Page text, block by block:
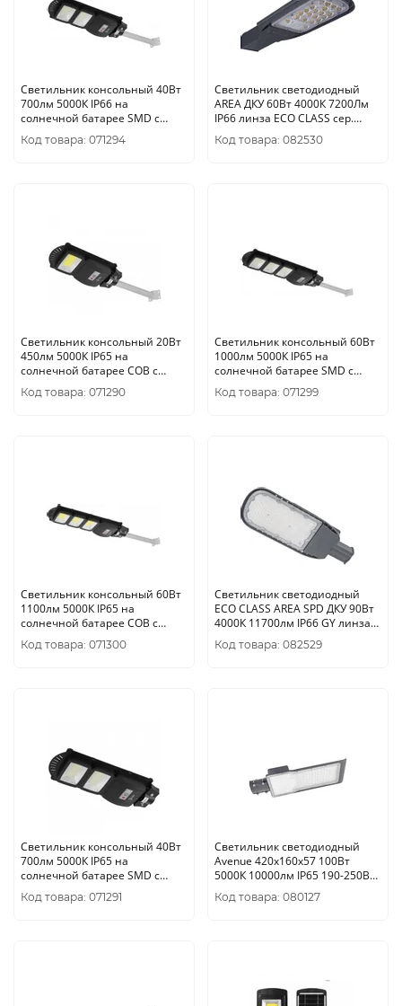
Светильник консольный 40Вт
700лм 5000К IP66 на
солнечной батарее SMD с
кронштейном, датчиком ПДУ
ЭРА
Код товара: 071294
Светильник светодиодный
AREA ДКУ 60Вт 4000К 7200Лм
IP66 линза ECO CLASS сер.
LEDVANCE 4058075272866
Код товара: 082530
Светильник консольный 20Вт
450лм 5000К IP65 на
солнечной батарее COB с
кронштейном, датчиком ПДУ
ЭРА
Код товара: 071290
Светильник консольный 60Вт
1000лм 5000К IP65 на
солнечной батарее SMD с
кронштейном, датчиком ПДУ
ЭРА
Код товара: 071299
Светильник консольный 60Вт
1100лм 5000К IP65 на
солнечной батарее COB с
кронштейном, датчиком ПДУ
ЭРА
Код товара: 071300
Светильник светодиодный
ECO CLASS AREA SPD ДКУ 90Вт
4000К 11700лм IP66 GY линза
сер. LEDVANCE 405807
Код товара: 082529
Светильник консольный 40Вт
700лм 5000К IP65 на
солнечной батарее SMD с
датчиком движения ПДУ ЭРА
Код товара: 071291
Светильник светодиодный
Avenue 420х160х57 100Вт
5000К 10000лм IP65 190-250В
уличный КСС "Ш" Gauss 62
Код товара: 080127